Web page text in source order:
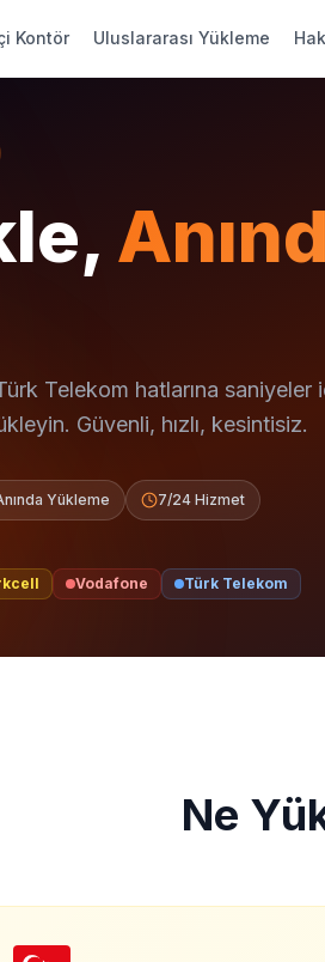
Kontör Uluslararası Yükleme
Telekom hatlarına saniyeler
Güvenli, hızlı, kesintisiz.
Yükleme 7/24 Hizmet
Vodafone Türk Telekom
Ne